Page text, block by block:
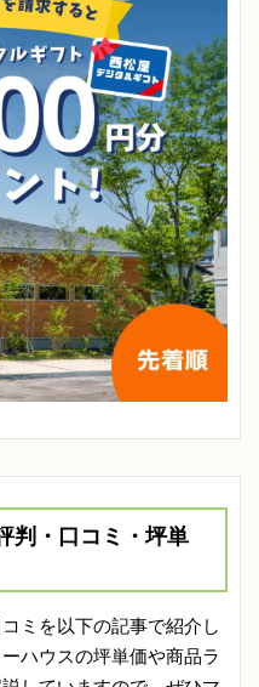
判・口コミ・坪単
ミを以下の記事で紹介し
ハウスの坪単価や商品ラ